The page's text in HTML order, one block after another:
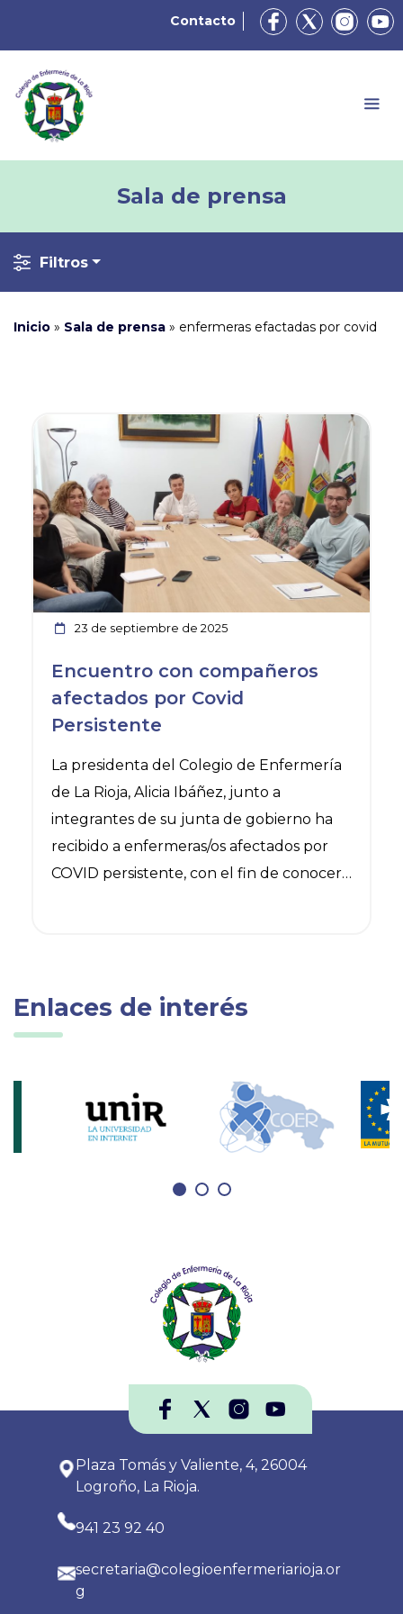
Contacto
Sala de prensa
Filtros
Inicio » Sala de prensa » enfermeras efactadas por covid
23 de septiembre de 2025
Encuentro con compañeros
afectados por Covid
Persistente
La presidenta del Colegio de Enfermería
de La Rioja, Alicia Ibáñez, junto a
integrantes de su junta de gobierno ha
recibido a enfermeras/os afectados por
COVID persistente, con el fin de conocer
colaboración con ARIOCOP, la Asociación
Riojana de Covid Persistente de la que
Ver noticia
Enlaces de interés
Plaza Tomás y Valiente, 4, 26004
Logroño, La Rioja.
941 23 92 40
secretaria@colegioenfermeriarioja.or
g